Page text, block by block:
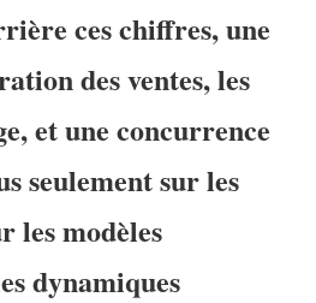
ces chiffres, une
des ventes, les
et une concurrence
seulement sur les
les modèles
dynamiques